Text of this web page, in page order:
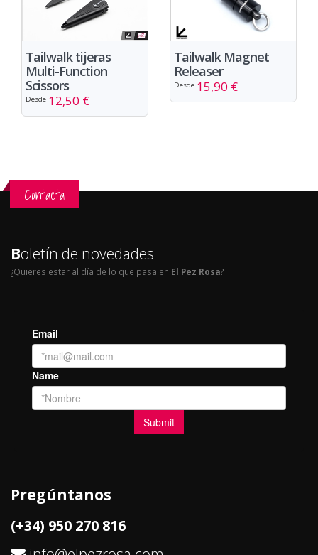
Tailwalk tijeras
Multi-Function
Scissors
Desde 12,50 €
Tailwalk Magnet
Releaser
Desde 15,90 €
Contacta
Boletín de novedades
¿Quieres estar al día de lo que pasa en El Pez Rosa?
Pregúntanos
(+34) 950 270 816